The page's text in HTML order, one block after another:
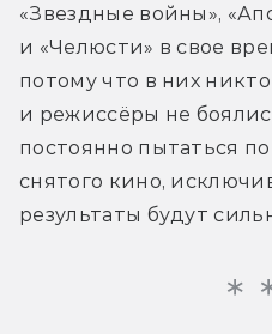
«Звездные войны»,
и «Челюсти» в свое
потому что в них
и режиссёры не
постоянно пытаться
снятого кино,
результаты будут